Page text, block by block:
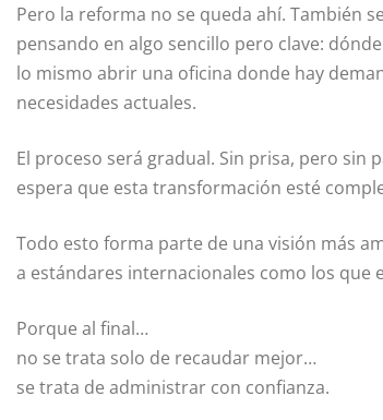
Pero la reforma no se queda ahí. También
pensando en algo sencillo pero clave:
lo mismo abrir una oficina donde hay
necesidades actuales.
El proceso será gradual. Sin prisa, pero sin
espera que esta transformación esté
Todo esto forma parte de una visión más
a estándares internacionales como los que
Porque al final…
no se trata solo de recaudar mejor…
se trata de administrar con confianza.